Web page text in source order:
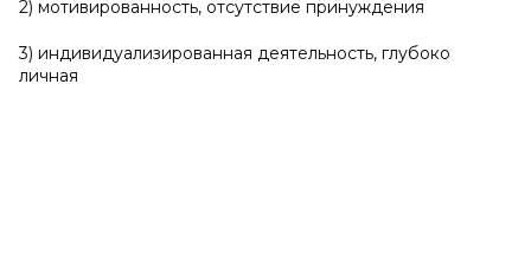
2) мотивированность, отсутствие принуждения
3) индивидуализированная деятельность, глубоко
личная